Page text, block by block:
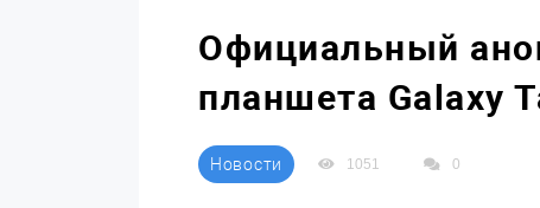
Официальный
планшета Galaxy
Новости 1051 0